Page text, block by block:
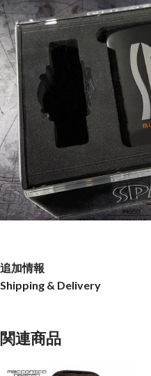
追加情報
Shipping & Delivery
関連商品